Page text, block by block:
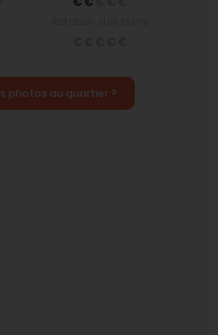
photos au quartier ?